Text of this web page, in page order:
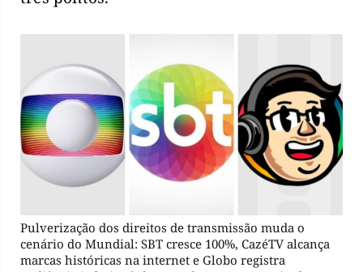
Pulverização dos direitos de transmissão muda o
cenário do Mundial: SBT cresce 100%, CazéTV alcança
marcas históricas na internet e Globo registra